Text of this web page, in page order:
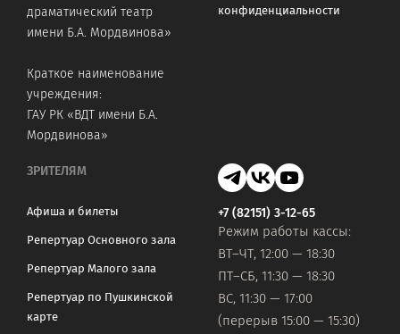
драматический театр
имени Б.А. Мордвинова»
Краткое наименование
учреждения:
ГАУ РК «ВДТ имени Б.А.
Мордвинова»
конфиденциальности
ЗРИТЕЛЯМ
Афиша и билеты
Репертуар Основного зала
Репертуар Малого зала
Репертуар по Пушкинской
карте
+7 (82151) 3-12-65
Режим работы кассы:
ВТ–ЧТ, 12:00 — 18:30
ПТ–СБ, 11:30 — 18:30
ВС, 11:30 — 17:00
(перерыв 15:00 — 15:30)